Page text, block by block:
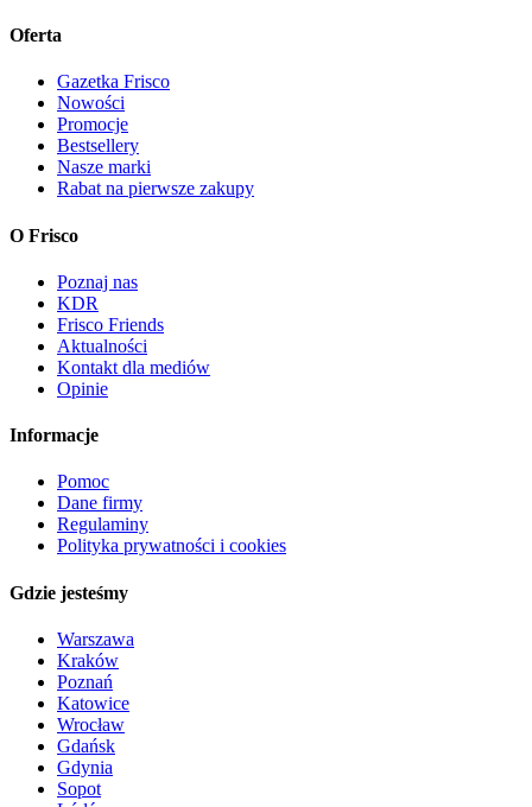
Oferta
Gazetka Frisco
Nowości
Promocje
Bestsellery
Nasze marki
Rabat na pierwsze zakupy
O Frisco
Poznaj nas
KDR
Frisco Friends
Aktualności
Kontakt dla mediów
Opinie
Informacje
Pomoc
Dane firmy
Regulaminy
Polityka prywatności i cookies
Gdzie jesteśmy
Warszawa
Kraków
Poznań
Katowice
Wrocław
Gdańsk
Gdynia
Sopot